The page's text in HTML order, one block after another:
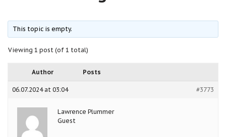
This topic is empty.
Viewing 1 post (of 1 total)
Author Posts
06.07.2024 at 03:04 #3773
Lawrence Plummer
Guest